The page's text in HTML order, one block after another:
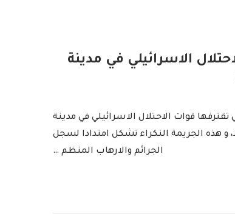
الاسرائيلي في مدينة
قوات الاحتلال الاسرائيلي في مدينة
و هذه الجريمة النكراء تشكل امتدادا لسجل
الجرائم والارهاب المنظم …